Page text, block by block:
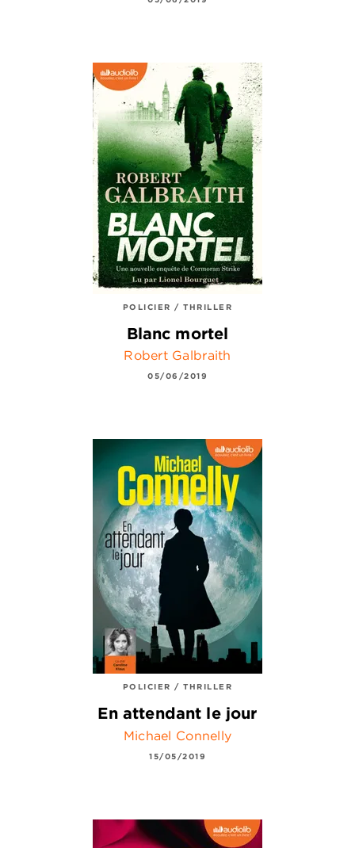
POLICIER / THRILLER
Blanc mortel
Robert Galbraith
05/06/2019
POLICIER / THRILLER
En attendant le jour
Michael Connelly
15/05/2019